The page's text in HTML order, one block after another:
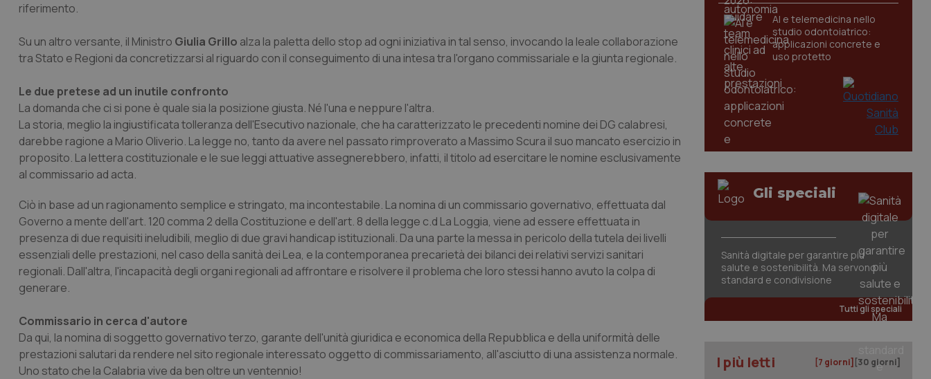
riferimento.
Su un altro versante, il Ministro Giulia Grillo alza la paletta dello stop ad ogni iniziativa in tal senso, invocando la leale collaborazione
tra Stato e Regioni da concretizzarsi al riguardo con il conseguimento di una intesa tra l'organo commissariale e la giunta regionale.
Le due pretese ad un inutile confronto
La domanda che ci si pone è quale sia la posizione giusta. Né l'una e neppure l'altra.
La storia, meglio la ingiustificata tolleranza dell'Esecutivo nazionale, che ha caratterizzato le precedenti nomine dei DG calabresi,
darebbe ragione a Mario Oliverio. La legge no, tanto da avere nel passato rimproverato a Massimo Scura il suo mancato esercizio in
proposito. La lettera costituzionale e le sue leggi attuative assegnerebbero, infatti, il titolo ad esercitare le nomine esclusivamente
al commissario ad acta.
Ciò in base ad un ragionamento semplice e stringato, ma incontestabile. La nomina di un commissario governativo, effettuata dal
Governo a mente dell'art. 120 comma 2 della Costituzione e dell'art. 8 della legge c.d La Loggia, viene ad essere effettuata in
presenza di due requisiti ineludibili, meglio di due gravi handicap istituzionali. Da una parte la messa in pericolo della tutela dei livelli
essenziali delle prestazioni, nel caso della sanità dei Lea, e la contemporanea precarietà dei bilanci dei relativi servizi sanitari
regionali. Dall'altra, l'incapacità degli organi regionali ad affrontare e risolvere il problema che loro stessi hanno avuto la colpa di
generare.
Commissario in cerca d'autore
Da qui, la nomina di soggetto governativo terzo, garante dell'unità giuridica e economica della Repubblica e della uniformità delle
prestazioni salutari da rendere nel sito regionale interessato oggetto di commissariamento, all'asciutto di una assistenza normale.
Uno stato che la Calabria vive da ben oltre un ventennio!
AI e telemedicina nello
studio odontoiatrico:
applicazioni concrete e
uso protetto
Gli speciali
Sanità digitale per garantire più
salute e sostenibilità. Ma servono
standard e condivisione
Tutti gli speciali
I più letti [7 giorni] [30 giorni]